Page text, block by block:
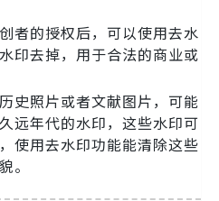
者的授权后，可以使用去水
印去掉，用于合法的商业或
史照片或者文献图片，可能
远年代的水印，这些水印可
使用去水印功能能清除这些
。